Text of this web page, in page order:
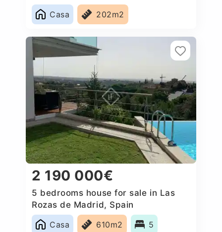
Casa
202m2
2 190 000€
5 bedrooms house for sale in Las
Rozas de Madrid, Spain
Casa
610m2 5